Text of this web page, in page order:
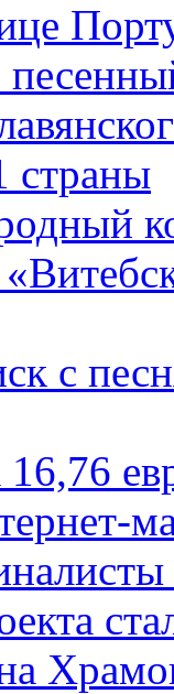
страны
с